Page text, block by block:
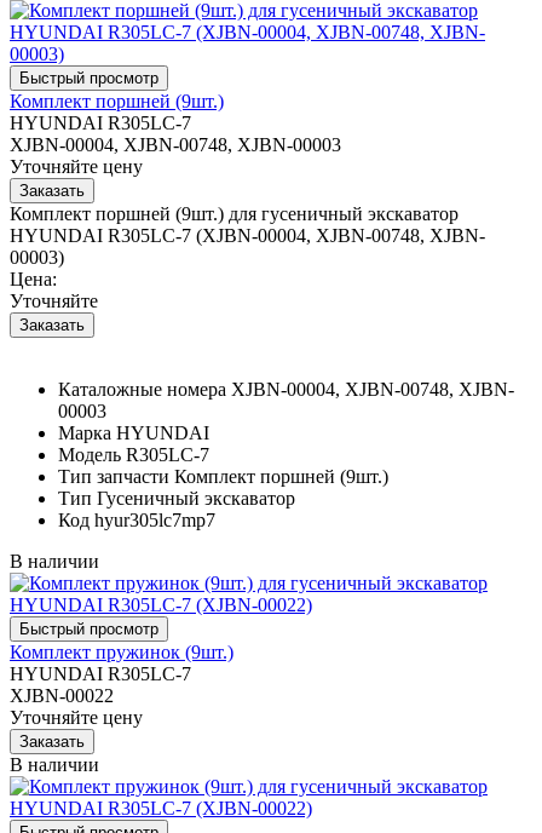
Комплект поршней (9шт.)
HYUNDAI R305LC-7
XJBN-00004, XJBN-00748, XJBN-00003
Уточняйте цену
Комплект поршней (9шт.) для гусеничный экскаватор
HYUNDAI R305LC-7 (XJBN-00004, XJBN-00748, XJBN-
00003)
Цена:
Уточняйте
Каталожные номера XJBN-00004, XJBN-00748, XJBN-
00003
Марка HYUNDAI
Модель R305LC-7
Тип запчасти Комплект поршней (9шт.)
Тип Гусеничный экскаватор
Код hyur305lc7mp7
В наличии
Комплект пружинок (9шт.)
HYUNDAI R305LC-7
XJBN-00022
Уточняйте цену
В наличии